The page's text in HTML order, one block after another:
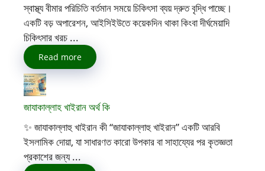
স্বাস্থ্য বীমার পরিচিতি বর্তমান সময়ে চিকিৎসা ব্যয় দ্রুত বৃদ্ধি পাচ্ছে।
একটি বড় অপারেশন, আইসিইউতে কয়েকদিন থাকা কিংবা দীর্ঘমেয়াদি
চিকিৎসার খরচ ...
Read more
জাযাকাল্লাহ খাইরান অর্থ কি
✨ জাযাকাল্লাহু খাইরান কী “জাযাকাল্লাহু খাইরান” একটি আরবি
ইসলামিক দোয়া, যা সাধারণত কারো উপকার বা সাহায্যের পর কৃতজ্ঞতা
প্রকাশের জন্য ...